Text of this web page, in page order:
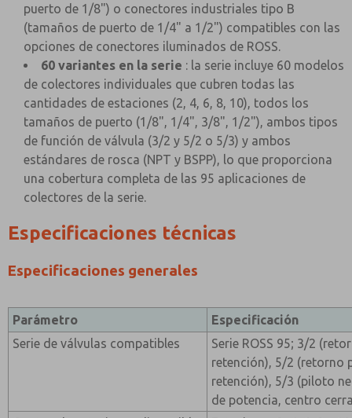
puerto de 1/8") o conectores industriales tipo B
(tamaños de puerto de 1/4" a 1/2") compatibles con las
opciones de conectores iluminados de ROSS.
60 variantes en la serie : la serie incluye 60 modelos
de colectores individuales que cubren todas las
cantidades de estaciones (2, 4, 6, 8, 10), todos los
tamaños de puerto (1/8", 1/4", 3/8", 1/2"), ambos tipos
de función de válvula (3/2 y 5/2 o 5/3) y ambos
estándares de rosca (NPT y BSPP), lo que proporciona
una cobertura completa de las 95 aplicaciones de
colectores de la serie.
Especificaciones técnicas
Especificaciones generales
Parámetro
Especificación
Serie de válvulas compatibles
Serie ROSS 95; 3/2
retención), 5/2 (retorno
retención), 5/3 (piloto
de potencia, centro